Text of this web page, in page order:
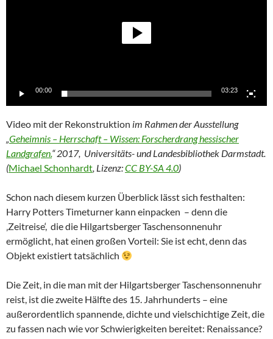
00:00 03:23
Video mit der Rekonstruktion im Rahmen der Ausstellung
„Geheimnis – Herrschaft – Wissen: Forscherdrang hessischer
Landgrafen.“ 2017, Universitäts- und Landesbibliothek Darmstadt.
(Michael Schonhardt, Lizenz:CC BY-SA 4.0)
Schon nach diesem kurzen Überblick lässt sich festhalten:
Harry Potters Timeturner kann einpacken – denn die
‚Zeitreise‘, die die Hilgartsberger Taschensonnenuhr
ermöglicht, hat einen großen Vorteil: Sie ist echt, denn das
Objekt existiert tatsächlich
Die Zeit, in die man mit der Hilgartsberger Taschensonnenuhr
reist, ist die zweite Hälfte des 15. Jahrhunderts – eine
außerordentlich spannende, dichte und vielschichtige Zeit, die
zu fassen nach wie vor Schwierigkeiten bereitet: Renaissance?